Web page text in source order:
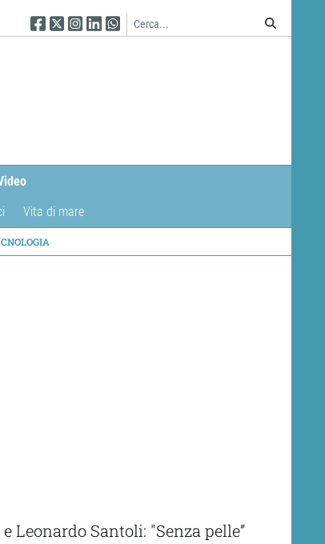
Seguici su Facebook
Seguici su Twitter
Seguici su Instagram
Seguici su Linkedin
Seguici su WhatsApp
Vita di mare
Santoli: "Senza pelle”